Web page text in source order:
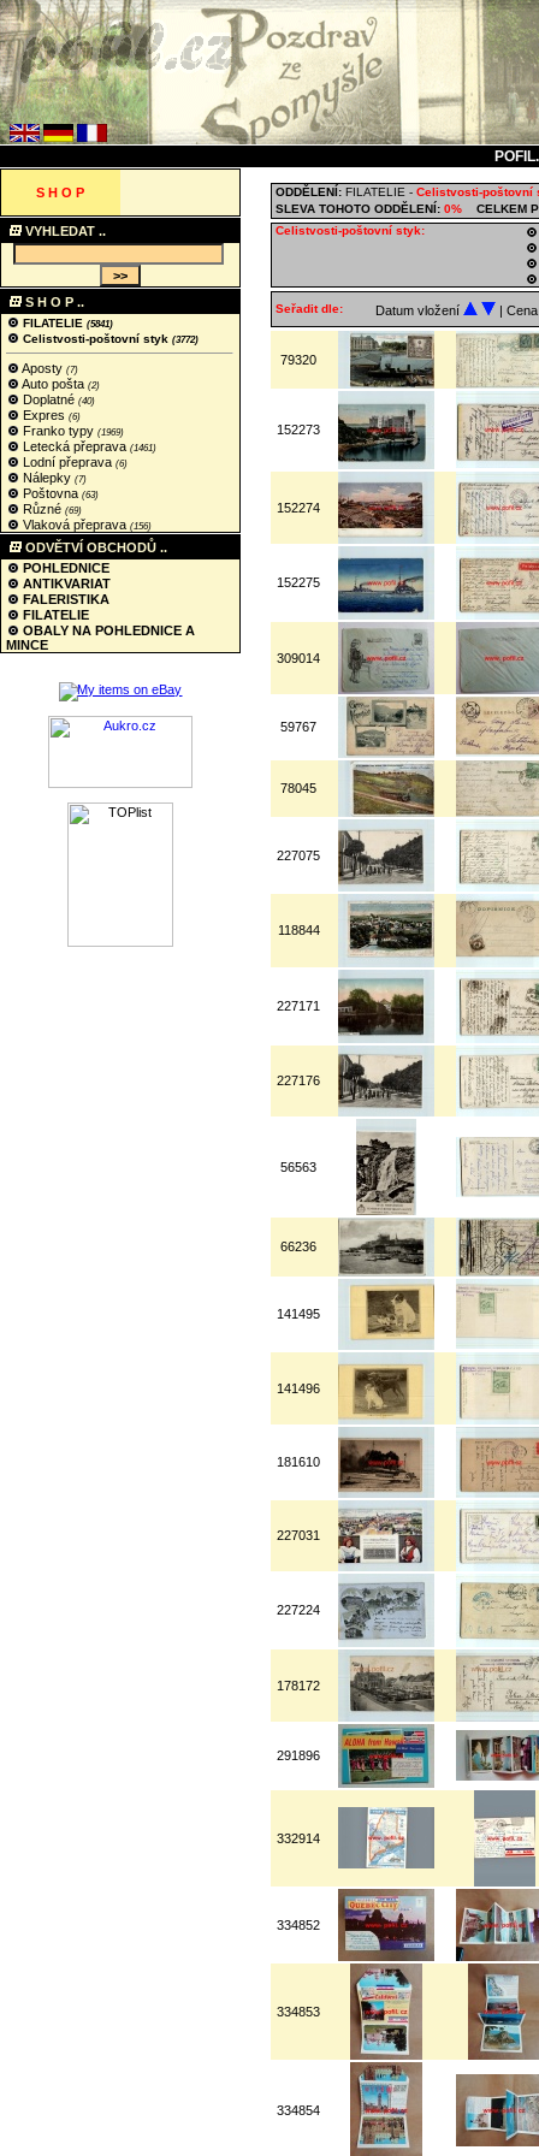
S H O P
VYHLEDAT ..
S H O P ..
FILATELIE (5841)
Celistvosti-poštovní styk (3772)
Aposty (7)
Auto pošta (2)
Doplatné (40)
Expres (6)
Franko typy (1969)
Letecká přeprava (1461)
Lodní přeprava (6)
Nálepky (7)
Poštovna (63)
Různé (69)
Vlaková přeprava (156)
ODVĚTVÍ OBCHODŮ ..
POHLEDNICE
ANTIKVARIAT
FALERISTIKA
FILATELIE
OBALY NA POHLEDNICE A
MINCE
ODDĚLENÍ: FILATELIE - Celistvosti-poštovní
SLEVA TOHOTO ODDĚLENÍ: 0%
CELKEM
Celistvosti-poštovní styk:
Seřadit dle: Datum vložení |
79320
152273
152274
152275
309014
59767
78045
227075
118844
227171
227176
56563
66236
141495
141496
181610
227031
227224
178172
291896
332914
334852
334853
334854